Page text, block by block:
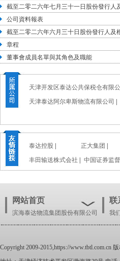
截至二零二六年七月三十一日股份發行人
公司資料報表
截至二零二六年六月三十日股份發行人及
章程
董事會成員名單與其角色及職能
天津开发区泰达公共保税仓有限
天津泰达阿尔卑斯物流有限公司
泰达控股 正大集团
丰田输送株式会社
中国证券监
网站首页
滨海泰达物流集团股份有限公司
联
我
Copyright 2009-2015,https://www.tbtl.com.cn